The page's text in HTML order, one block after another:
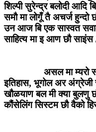
शिल्पी सुरेन्द्र बलोदी आदि
समौ मा लोगूँ तै अचर्ज
उन आज बि एक सास्वत
साहित्य मा इ आण छौ साइंस
असल मा म्यरो साइंस या
इतिहास, भूगोल अर अंग्रेजी
खौळयाण बल मी क्या बुलणु
कौंसेलिंग सिस्टम छौ वैको